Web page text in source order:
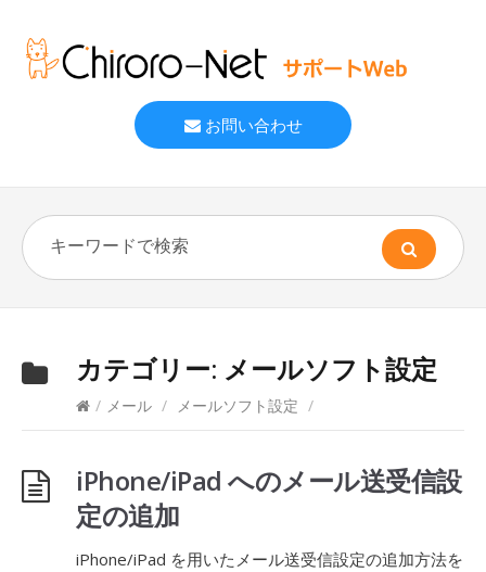
お問い合わせ
カテゴリー: メールソフト設定
/ メール / メールソフト設定 /
iPhone/iPad へのメール送受信設
定の追加
iPhone/iPad を用いたメール送受信設定の追加方法を